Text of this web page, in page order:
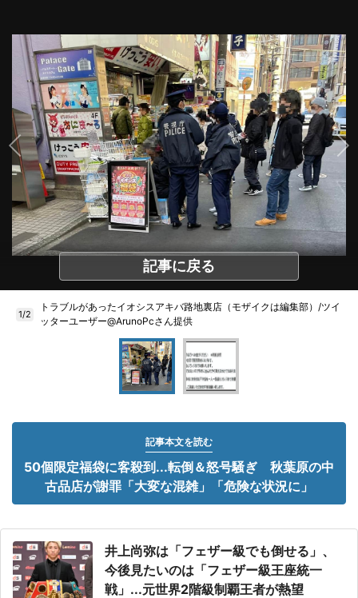
記事に戻る
1/2
トラブルがあったイオシスアキバ路地裏店（モザイクは編集部）/ツイ
ッターユーザー@ArunoPcさん提供
記事本文を読む
50個限定福袋に客殺到...転倒＆怒号騒ぎ 秋葉原の中
古品店が謝罪「大変な混雑」「危険な状況に」
井上尚弥は「フェザー級でも倒せる」、
今後見たいのは「フェザー級王座統一
戦」...元世界2階級制覇王者が熱望